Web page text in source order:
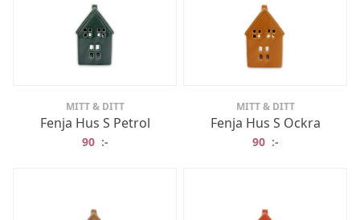
MITT & DITT
Fenja Hus S Petrol
90 :-
MITT & DITT
Fenja Hus S Ockra
90 :-